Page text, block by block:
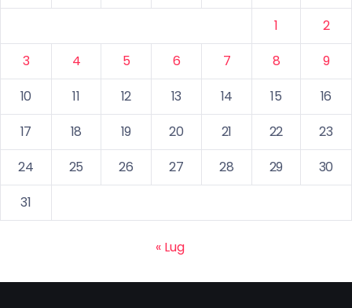
1
2
3
4 5 6 7 8
9
10
11 12 13 14 15
16
17
18 19 20 21 22
23
24
25 26 27 28 29
30
31
« Lug